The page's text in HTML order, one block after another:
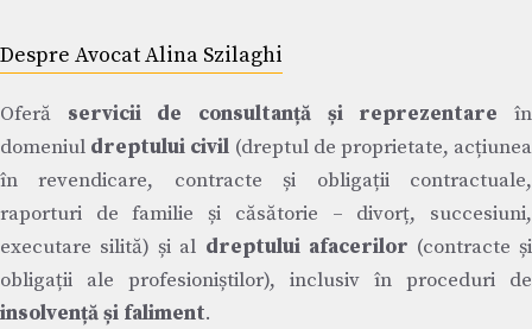
Despre Avocat Alina Szilaghi
Oferă servicii de consultanță și reprezentare în
domeniul dreptului civil (dreptul de proprietate, acțiunea
în revendicare, contracte și obligații contractuale,
raporturi de familie și căsătorie – divorț, succesiuni,
executare silită) și al dreptului afacerilor (contracte și
obligații ale profesioniștilor), inclusiv în proceduri de
insolvență și faliment.